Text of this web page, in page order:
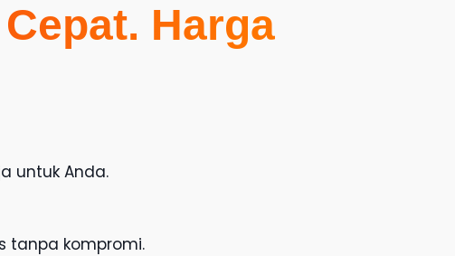
Harga
untuk Anda.
tanpa kompromi.